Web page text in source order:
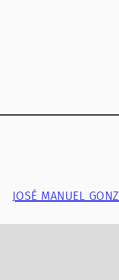
JOSÉ MANUEL